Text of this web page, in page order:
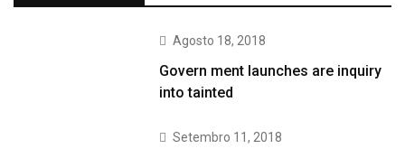
Agosto 18, 2018
Govern ment launches are inquiry
into tainted
Setembro 11, 2018